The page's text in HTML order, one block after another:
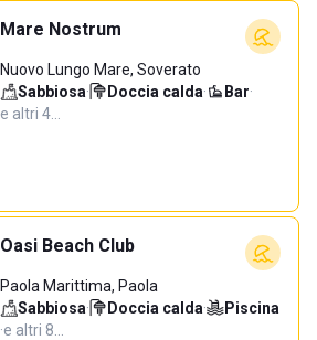
Mare Nostrum
Nuovo Lungo Mare, Soverato
Sabbiosa· Doccia calda· Bar·
e altri 4…
Oasi Beach Club
Paola Marittima, Paola
Sabbiosa· Doccia calda·
Piscina
·e altri 8…